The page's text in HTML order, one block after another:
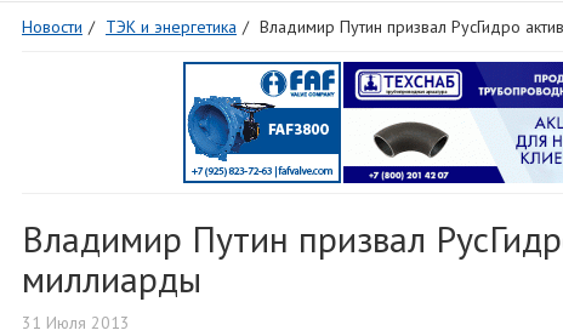
Новости ТЭК и энергетика Владимир Путин призвал РусГидро
Владимир Путин призвал
миллиарды
31 Июля 2013